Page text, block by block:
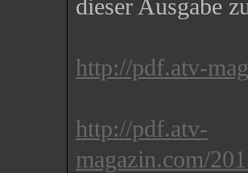
dieser Ausgabe
http://pdf.atv-
http://pdf.atv-
magazin.com/